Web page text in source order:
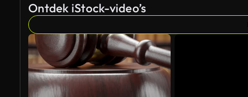
Ontdek iStock-video’s